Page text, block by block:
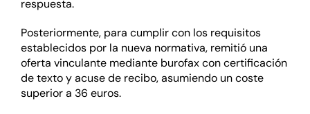
respuesta.
Posteriormente, para cumplir con los requisitos
establecidos por la nueva normativa, remitió una
oferta vinculante mediante burofax con certificación
de texto y acuse de recibo, asumiendo un coste
superior a 36 euros.